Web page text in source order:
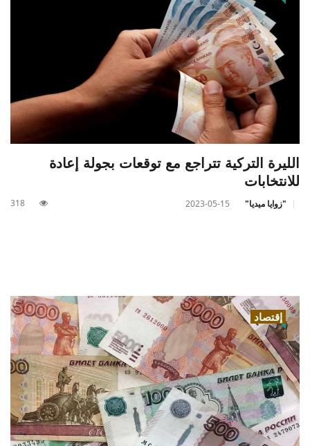
الليرة التركية تتراجع مع توقعات بجولة إعادة
للانتخابات
"زوايا ميديا" 2023-05-15
318
إقتصاد